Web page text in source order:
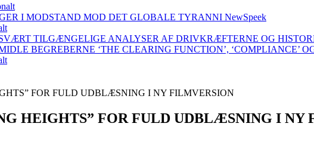
I MODSTAND MOD DET GLOBALE TYRANNI NewSpeek
TILGÆNGELIGE ANALYSER AF DRIVKRÆFTERNE OG
BEGREBERNE ‘THE CLEARING FUNCTION’, ‘COMPLIANCE’
FOR FULD UDBLÆSNING I NY FILMVERSION
HEIGHTS” FOR FULD UDBLÆSNING I NY